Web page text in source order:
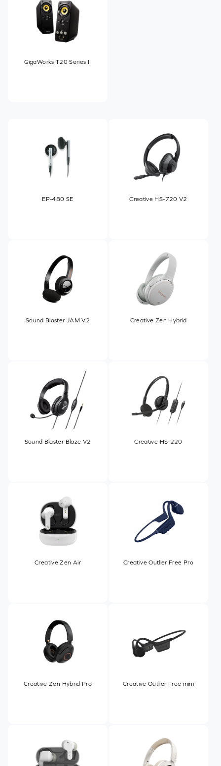
GigaWorks T20 Series II
EP-480 SE Creative HS-720 V2
Sound Blaster JAM V2 Creative Zen Hybrid
Sound Blaster Blaze V2 Creative HS-220
Creative Zen Air Creative Outlier Free Pro
Creative Zen Hybrid Pro Creative Outlier Free mini